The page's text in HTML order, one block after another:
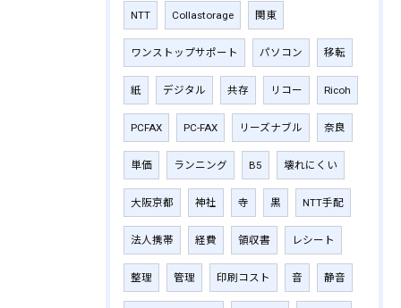
NTT Collastorage 関東
ワンストップサポート パソコン 移転
紙 デジタル 共存 リコー Ricoh
PCFAX PC-FAX リーズナブル 奈良
単価 ランニング B5 壊れにくい
大阪京都 神社 寺 黒 NTT手配
法人携帯 経費 領収書 レシート
整理 管理 印刷コスト 音 静音